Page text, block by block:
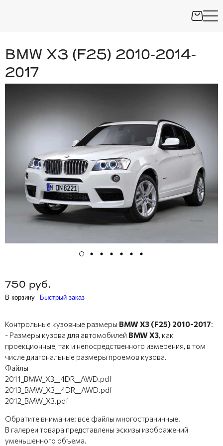
BMW X3 (F25) 2010-2014-
2017
750 руб.
В корзину Быстрый заказ
Контрольные кузовные размеры BMW X3 (F25) 2010-2017:
- Размеры кузова для автомобилей BMW X3, как
проекционные, так и непосредственного измерения, в том
числе диагональные размеры проемов кузова.
Файлы
2011_BMW_X3__4DR__AWD.pdf
2013_BMW_X3__4DR__AWD.pdf
2012_BMW_X3.pdf
Обратите внимание: все файлы многостраничные.
В галереи товара представлены эскизы изображений
уменьшенного объема.